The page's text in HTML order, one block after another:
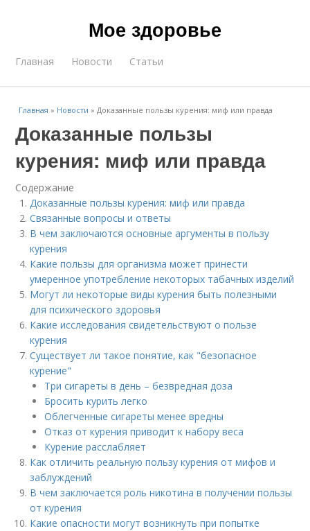
Мое здоровье
Главная Новости Статьи
Главная » Новости »Доказанные пользы курения: миф или правда
Доказанные пользы
курения: миф или правда
Содержание
Доказанные пользы курения: миф или правда
Связанные вопросы и ответы
В чем заключаются основные аргументы в пользу
курения
Какие пользы для организма может принести
умеренное употребление некоторых табачных изделий
Могут ли некоторые виды курения быть полезными
для психического здоровья
Какие исследования свидетельствуют о пользе
курения
Существует ли такое понятие, как "безопасное
курение"
Три сигареты в день – безвредная доза
Бросить курить легко
Облегченные сигареты менее вредны
Отказ от курения приводит к набору веса
Курение расслабляет
Как отличить реальную пользу курения от мифов и
заблуждений
В чем заключается роль никотина в получении пользы
от курения
Какие опасности могут возникнуть при попытке